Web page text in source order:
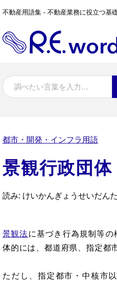
不動産用語集 - 不動産業務に役立つ基
都市・開発・インフラ用語
景観行政団体
読み: けいかんぎょうせいだん
景観法に基づき行為規制等
体的には、都道府県、指定都
ただし、指定都市・中核市